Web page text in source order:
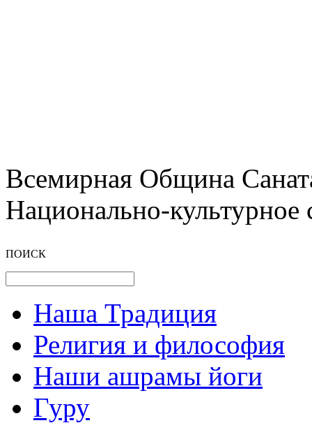
Всемирная Община
Национально-культурное
ПОИСК
Наша Традиция
Религия и философия
Наши ашрамы йоги
Гуру